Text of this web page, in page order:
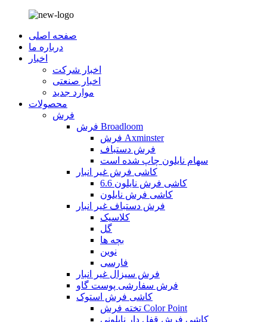
صفحه اصلی
درباره ما
اخبار
اخبار شرکت
اخبار صنعتی
موارد جدید
محصولات
فرش
فرش Broadloom
فرش Axminster
فرش دستباف
سهام نایلون چاپ شده است
کاشی فرش غیر انبار
کاشی فرش نایلون 6.6
کاشی فرش نایلون
فرش دستباف غیر انبار
کلاسیک
گل
بچه ها
نوین
فارسی
فرش سیزال غیر انبار
فرش سفارشی پوست گاو
کاشی فرش استوک
تخته فرش Color Point
کاشی فرش قفل دار نایلونی